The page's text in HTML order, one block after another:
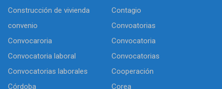
Construcción de vivienda
Contagio
convenio
Convoatorias
Convocaroria
Convocatoria
Convocatoria laboral
Convocatorias
Convocatorias laborales
Cooperación
Córdoba
Corea